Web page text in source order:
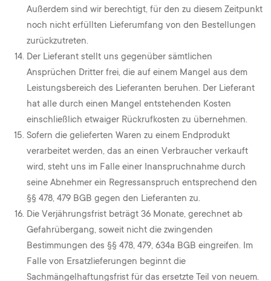
Außerdem sind wir berechtigt, für den zu diesem Zeitpunkt
noch nicht erfüllten Lieferumfang von den Bestellungen
zurückzutreten.
Der Lieferant stellt uns gegenüber sämtlichen
Ansprüchen Dritter frei, die auf einem Mangel aus dem
Leistungsbereich des Lieferanten beruhen. Der Lieferant
hat alle durch einen Mangel entstehenden Kosten
einschließlich etwaiger Rückrufkosten zu übernehmen.
Sofern die gelieferten Waren zu einem Endprodukt
verarbeitet werden, das an einen Verbraucher verkauft
wird, steht uns im Falle einer Inanspruchnahme durch
seine Abnehmer ein Regressanspruch entsprechend den
§§ 478, 479 BGB gegen den Lieferanten zu.
Die Verjährungsfrist beträgt 36 Monate, gerechnet ab
Gefahrübergang, soweit nicht die zwingenden
Bestimmungen des §§ 478, 479, 634a BGB eingreifen. Im
Falle von Ersatzlieferungen beginnt die
Sachmängelhaftungsfrist für das ersetzte Teil von neuem.